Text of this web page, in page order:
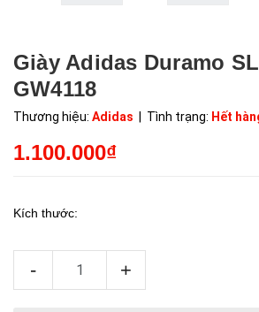
Giày Adidas Duramo
GW4118
Thương hiệu: Adidas | Tình trạng: Hết
1.100.000₫
Kích thước:
- +